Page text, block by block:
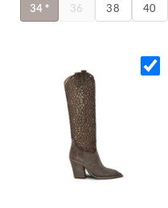
34* 36 38 40